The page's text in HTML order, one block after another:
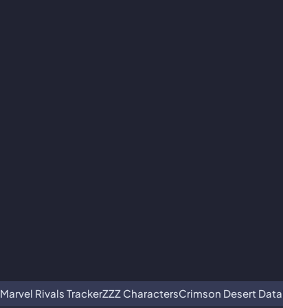
Marvel Rivals TrackerZZZ CharactersCrimson Desert